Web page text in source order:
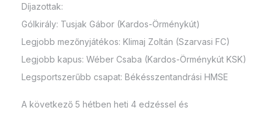
Díjazottak:
Gólkirály: Tusjak Gábor (Kardos-Örménykút)
Legjobb mezőnyjátékos: Klimaj Zoltán (Szarvasi FC)
Legjobb kapus: Wéber Csaba (Kardos-Örménykút KSK)
Legsportszerűbb csapat: Békésszentandrási HMSE
A következő 5 hétben heti 4 edzéssel és